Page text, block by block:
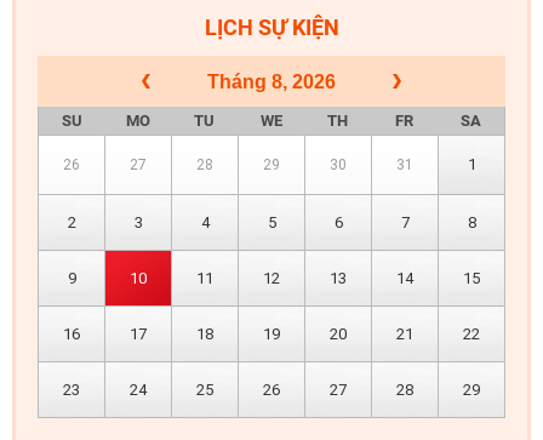
LỊCH SỰ KIỆN
Tháng 8, 2026
SU MO TU WE TH FR SA
26 27 28 29 30 31 1
2 3 4 5 6 7 8
9 10 11 12 13 14 15
16 17 18 19 20 21 22
23 24 25 26 27 28 29